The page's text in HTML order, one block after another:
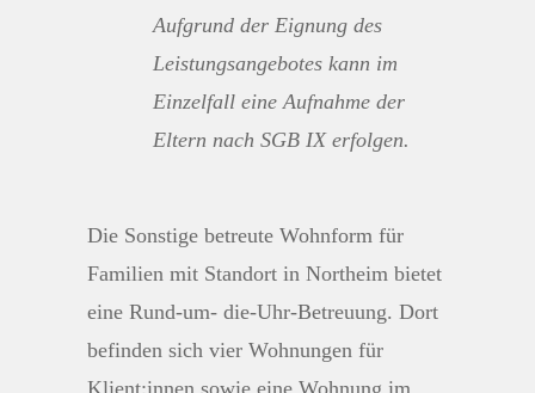
Aufgrund der Eignung des
Leistungsangebotes kann im
Einzelfall eine Aufnahme der
Eltern nach SGB IX erfolgen.
Die Sonstige betreute Wohnform für
Familien mit Standort in Northeim bietet
eine Rund-um- die-Uhr-Betreuung. Dort
befinden sich vier Wohnungen für
Klient:innen sowie eine Wohnung im